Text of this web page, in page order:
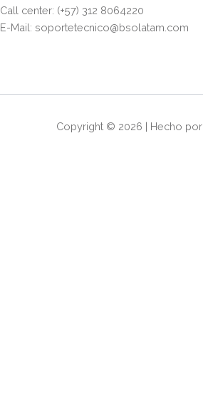
Call center: (+57) 312 8064220
E-Mail: soportetecnico@bsolatam.com
Copyright © 2026 | Hecho por